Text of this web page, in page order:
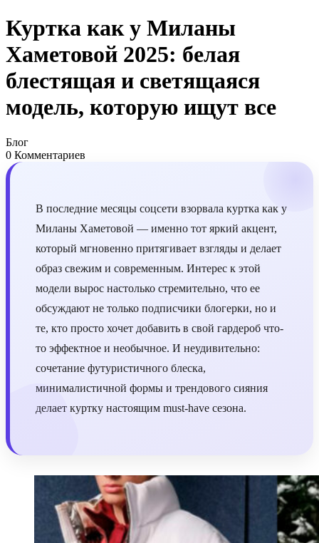
Куртка как у Миланы
Хаметовой 2025: белая
блестящая и светящаяся
модель, которую ищут все
Блог
0 Комментариев
В последние месяцы соцсети взорвала куртка как у
Миланы Хаметовой — именно тот яркий акцент,
который мгновенно притягивает взгляды и делает
образ свежим и современным. Интерес к этой
модели вырос настолько стремительно, что ее
обсуждают не только подписчики блогерки, но и
те, кто просто хочет добавить в свой гардероб что-
то эффектное и необычное. И неудивительно:
сочетание футуристичного блеска,
минималистичной формы и трендового сияния
делает куртку настоящим must-have сезона.